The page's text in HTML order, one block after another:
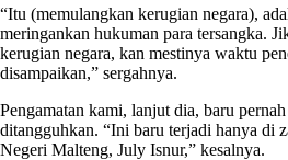
“Itu (memulangkan kerugian negara),
meringankan hukuman para tersangka.
kerugian negara, kan mestinya waktu
disampaikan,” sergahnya.
Pengamatan kami, lanjut dia, baru
ditangguhkan. “Ini baru terjadi hanya di
Negeri Malteng, July Isnur,” kesalnya.